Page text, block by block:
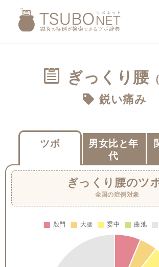
ぎっくり腰
鋭い痛み
ツボ
男女比と年
代
ぎっくり腰のツ
全国の症例対象